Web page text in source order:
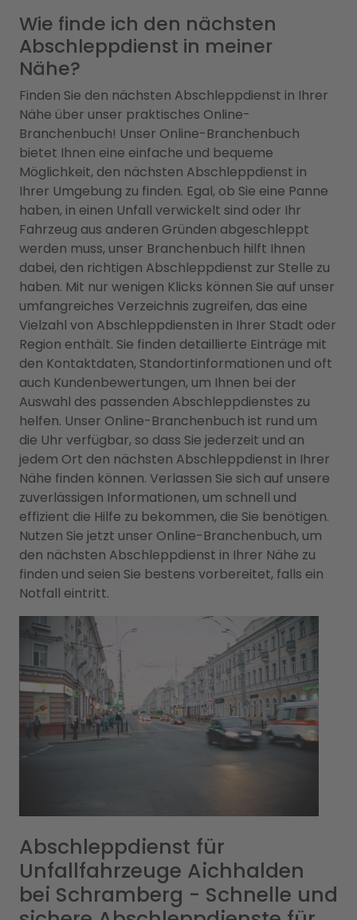
Wie finde ich den nächsten
Abschleppdienst in meiner
Nähe?
Finden Sie den nächsten Abschleppdienst in Ihrer
Nähe über unser praktisches Online-
Branchenbuch! Unser Online-Branchenbuch
bietet Ihnen eine einfache und bequeme
Möglichkeit, den nächsten Abschleppdienst in
Ihrer Umgebung zu finden. Egal, ob Sie eine Panne
haben, in einen Unfall verwickelt sind oder Ihr
Fahrzeug aus anderen Gründen abgeschleppt
werden muss, unser Branchenbuch hilft Ihnen
dabei, den richtigen Abschleppdienst zur Stelle zu
haben. Mit nur wenigen Klicks können Sie auf unser
umfangreiches Verzeichnis zugreifen, das eine
Vielzahl von Abschleppdiensten in Ihrer Stadt oder
Region enthält. Sie finden detaillierte Einträge mit
den Kontaktdaten, Standortinformationen und oft
auch Kundenbewertungen, um Ihnen bei der
Auswahl des passenden Abschleppdienstes zu
helfen. Unser Online-Branchenbuch ist rund um
die Uhr verfügbar, so dass Sie jederzeit und an
jedem Ort den nächsten Abschleppdienst in Ihrer
Nähe finden können. Verlassen Sie sich auf unsere
zuverlässigen Informationen, um schnell und
effizient die Hilfe zu bekommen, die Sie benötigen.
Nutzen Sie jetzt unser Online-Branchenbuch, um
den nächsten Abschleppdienst in Ihrer Nähe zu
finden und seien Sie bestens vorbereitet, falls ein
Notfall eintritt.
Abschleppdienst für
Unfallfahrzeuge Aichhalden
bei Schramberg - Schnelle und